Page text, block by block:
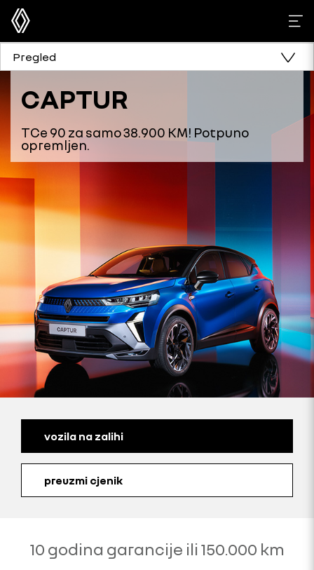
Pregled
CAPTUR
TCe 90 za samo 38.900 KM! Potpuno
opremljen.
vozila na zalihi
preuzmi cjenik
10 godina garancije ili 150.000 km